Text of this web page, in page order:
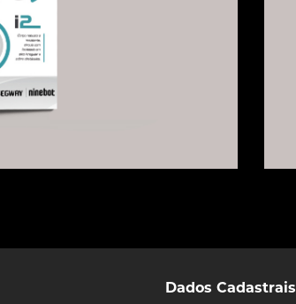
Dados Cadastrais